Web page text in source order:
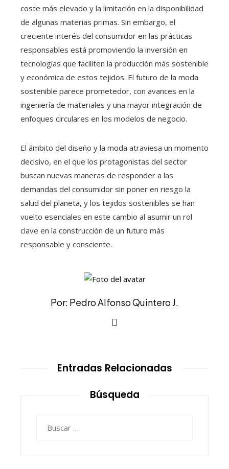
coste más elevado y la limitación en la disponibilidad
de algunas materias primas. Sin embargo, el
creciente interés del consumidor en las prácticas
responsables está promoviendo la inversión en
tecnologías que faciliten la producción más sostenible
y económica de estos tejidos. El futuro de la moda
sostenible parece prometedor, con avances en la
ingeniería de materiales y una mayor integración de
enfoques circulares en los modelos de negocio.
El ámbito del diseño y la moda atraviesa un momento
decisivo, en el que los protagonistas del sector
buscan nuevas maneras de responder a las
demandas del consumidor sin poner en riesgo la
salud del planeta, y los tejidos sostenibles se han
vuelto esenciales en este cambio al asumir un rol
clave en la construcción de un futuro más
responsable y consciente.
Por: Pedro Alfonso Quintero J.
Entradas Relacionadas
Búsqueda